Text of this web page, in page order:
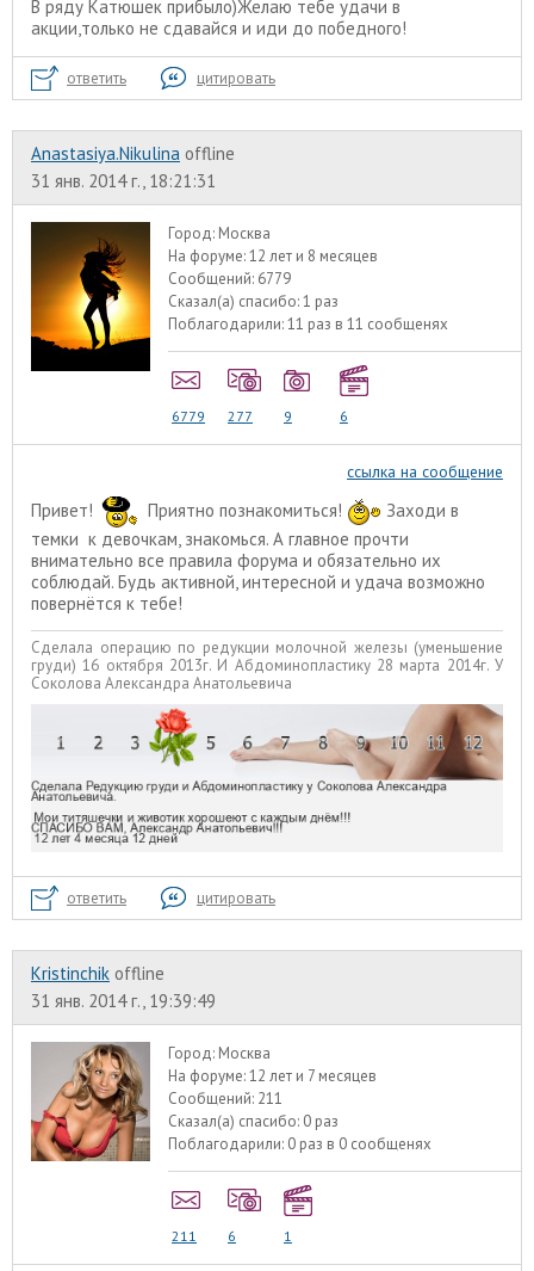
В ряду Катюшек прибыло)Желаю тебе удачи в
акции,только не сдавайся и иди до победного!
ответить цитировать
Anastasiya.Nikulina offline
31 янв. 2014 г., 18:21:31
Город: Москва
На форуме:12 лет и 8 месяцев
Сообщений: 6779
Сказал(а) спасибо:1 раз
Поблагодарили:11 раз в 11 сообщенях
6779 277 9 6
ссылка на сообщение
Привет! Приятно познакомиться!
Заходи в
темки к девочкам, знакомься. А главное прочти
внимательно все правила форума и обязательно их
соблюдай. Будь активной, интересной и удача возможно
повернётся к тебе!
Сделала операцию по редукции молочной железы (уменьшение
груди) 16 октября 2013г. И Абдоминопластику 28 марта 2014г. У
Соколова Александра Анатольевича
ответить цитировать
Kristinchik offline
31 янв. 2014 г., 19:39:49
Город: Москва
На форуме:12 лет и 7 месяцев
Сообщений: 211
Сказал(а) спасибо: 0 раз
Поблагодарили: 0 раз в 0 сообщенях
211 6 1